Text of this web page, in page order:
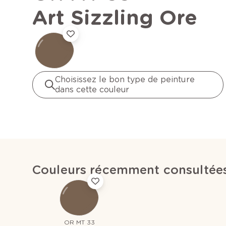
Art Sizzling Ore
Choisissez le bon type de peinture
dans cette couleur
Couleurs récemment
OR MT 33